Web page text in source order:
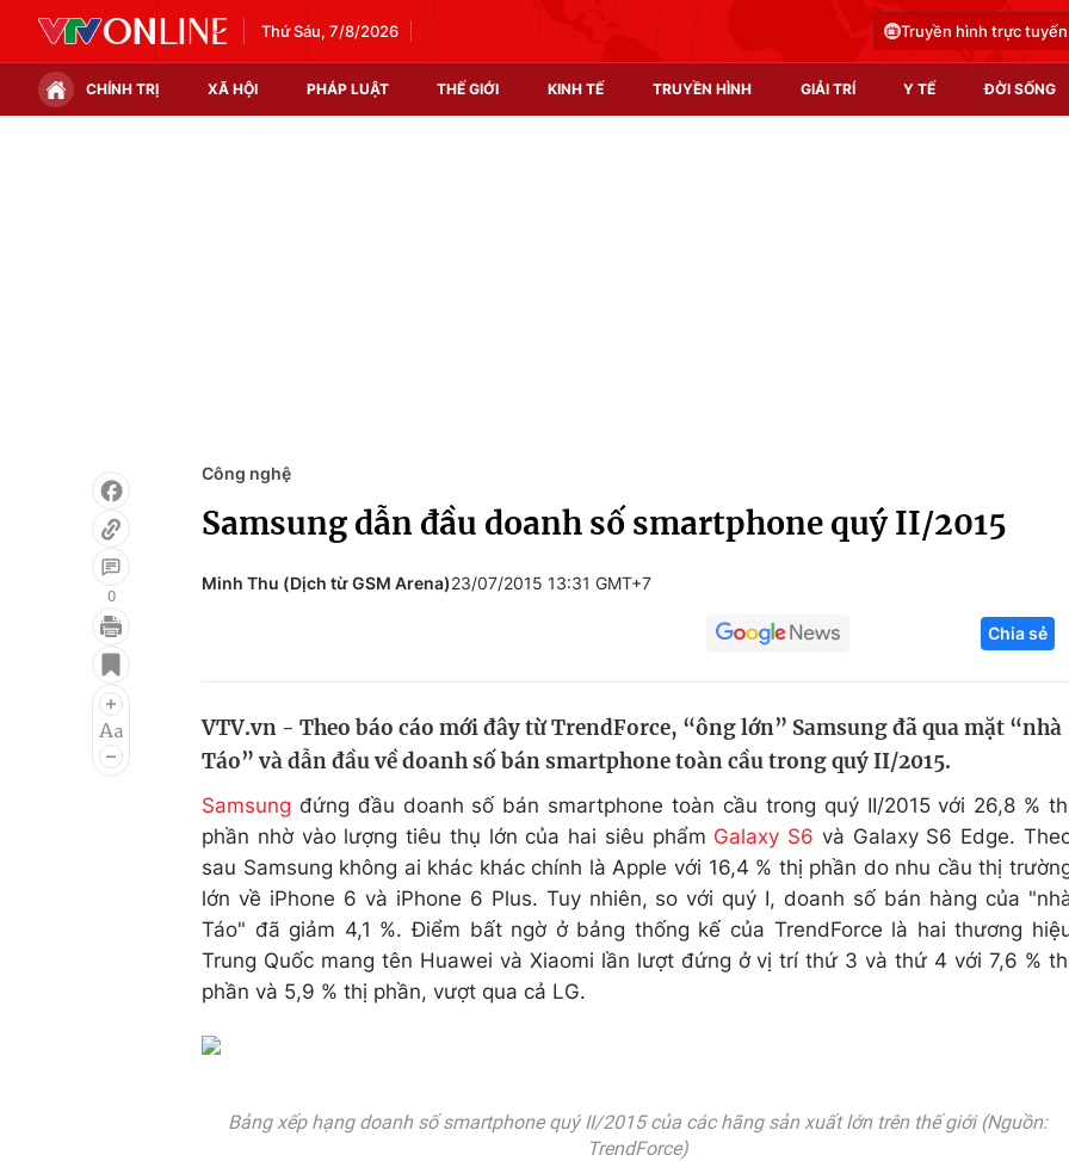
Thứ Sáu, 7/8/2026 Truyền hình trực tuyến
CHÍNH TRỊ XÃ HỘI PHÁP LUẬT THẾ GIỚI KINH TẾ TRUYỀN HÌNH GIẢI TRÍ Y TẾ ĐỜI SỐNG
Infographic
Điện ảnh
Âm nhạc
Làm đẹp
Học trực tuyến
Công nghệ
Sản phẩm
Tư vấn
0
Công nghệ
Samsung dẫn đầu doanh số smartphone quý II/2015
Minh Thu (Dịch từ GSM Arena)23/07/2015 13:31 GMT+7
Chia sẻ
VTV.vn - Theo báo cáo mới đây từ TrendForce, “ông lớn” Samsung đã qua mặt “nhà
Táo” và dẫn đầu về doanh số bán smartphone toàn cầu trong quý II/2015.
Samsung đứng đầu doanh số bán smartphone toàn cầu trong quý II/2015 với 26,8 %
phần nhờ vào lượng tiêu thụ lớn của hai siêu phẩm Galaxy S6 và Galaxy S6 Edge.
sau Samsung không ai khác khác chính là Apple với 16,4 % thị phần do nhu cầu thị
lớn về iPhone 6 và iPhone 6 Plus. Tuy nhiên, so với quý I, doanh số bán hàng của
Táo" đã giảm 4,1 %. Điểm bất ngờ ở bảng thống kế của TrendForce là hai thương
Trung Quốc mang tên Huawei và Xiaomi lần lượt đứng ở vị trí thứ 3 và thứ 4 với 7,6 %
phần và 5,9 % thị phần, vượt qua cả LG.
Bảng xếp hạng doanh số smartphone quý II/2015 của các hãng sản xuất lớn trên thế giới (Nguồn:
TrendForce)